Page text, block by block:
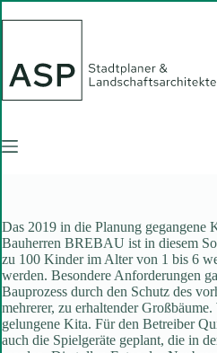
Inhalt
Das 2019 in die Planung gegangene
Bauherren BREBAU ist in diesem
zu 100 Kinder im Alter von 1 bis 6
werden. Besondere Anforderungen
Bauprozess durch den Schutz des
mehrerer, zu erhaltender
gelungene Kita. Für den Betreiber
auch die Spielgeräte geplant, die in